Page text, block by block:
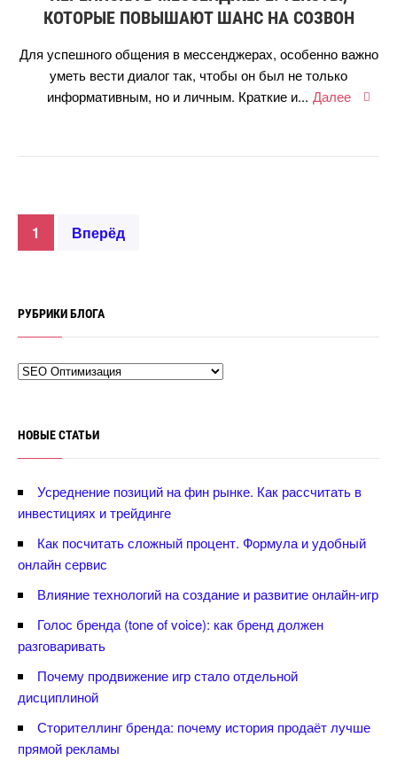
КОТОРЫЕ ПОВЫШАЮТ ШАНС НА СОЗВОН
Для успешного общения в мессенджерах, особенно важно
уметь вести диалог так, чтобы он был не только
информативным, но и личным. Краткие и... Далее
1 перёд
РУБРИКИ БЛОГА
НОВЫЕ СТАТЬИ
Усреднение позиций на фин рынке. Как рассчитать
инвестициях и трейдинге
Как посчитать сложный процент. Формула и удобный
онлайн сервис
лияние технологий на создание и развитие онлайн-игр
Голос бренда (tone of voice): как бренд должен
разговаривать
Почему продвижение игр стало отдельной
дисциплиной
Сторителлинг бренда: почему история продаёт лучше
прямой рекламы